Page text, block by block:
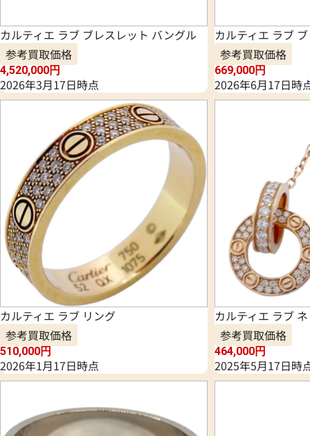
カルティエ ラブ ブレスレット バングル
参考買取価格
4,520,000円
2026年3月17日時点
カルティエ ラブ
参考買取価格
669,000円
2026年6月17日時
カルティエ ラブ リング
参考買取価格
510,000円
2026年1月17日時点
カルティエ ラブ
参考買取価格
464,000円
2025年5月17日時